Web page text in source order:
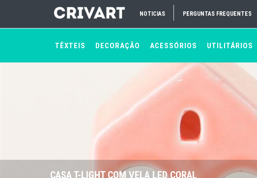
NOTICIAS PERGUNTAS FREQUENTES
TÊXTEIS DECORAÇÃO ACESSÓRIOS UTILITÁRIOS
CASA T-LIGHT COM VELA LED CORAL